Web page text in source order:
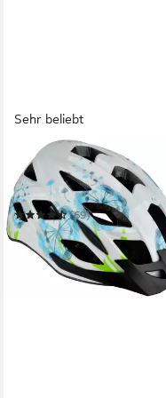
Sehr beliebt
FISCHER FAHRRAD
Fahrradhelm Urban Flower
S/M
(69)
ab 27,99 € UVP39,99 €
-30%
in 1-2 Werktagen bei dir